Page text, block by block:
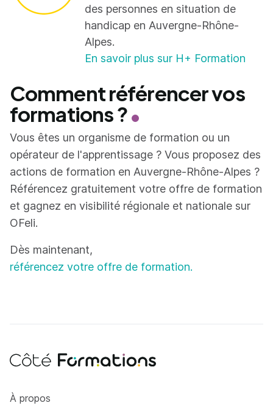
des personnes en situation de
handicap en Auvergne-Rhône-
Alpes.
En savoir plus sur H+ Formation
Comment référencer vos
formations ?
Vous êtes un organisme de formation ou un
opérateur de l'apprentissage ? Vous proposez des
actions de formation en Auvergne-Rhône-Alpes ?
Référencez gratuitement votre offre de formation
et gagnez en visibilité régionale et nationale sur
OFeli.
Dès maintenant,
référencez votre offre de formation.
Côté Formations
À propos